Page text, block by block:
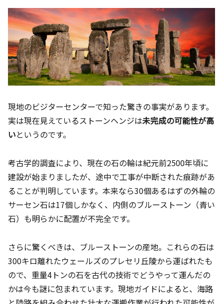
現地のビジターセンターで知った驚きの事実があります。
実は現在見えているストーンヘンジは未完成の可能性が高
いというのです。
考古学的調査により、現在の石の輪は紀元前2500年頃に
建設が始まりましたが、途中で工事が中断された痕跡があ
ることが判明しています。本来なら30個あるはずの外輪の
サーセン石は17個しかなく、内側のブルーストーン（青い
石）も明らかに配置が不完全です。
さらに驚くべきは、ブルーストーンの産地。これらの石は
300キロ離れたウェールズのプレセリ丘陵から運ばれたも
ので、重量4トンの石を古代の技術でどうやって運んだの
かは今も謎に包まれています。現地ガイドによると、海路